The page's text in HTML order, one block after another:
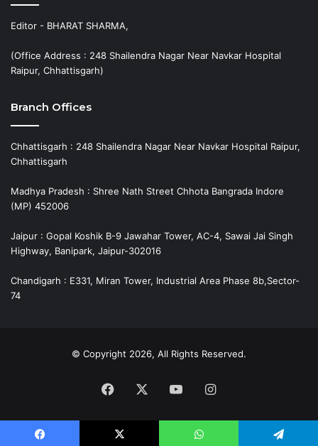
Editor - BHARAT SHARMA,
(Office Address : 248 Shailendra Nagar Near Navkar Hospital
Raipur, Chhattisgarh)
Branch Offices
Chhattisgarh : 248 Shailendra Nagar Near Navkar Hospital Raipur,
Chhattisgarh
Madhya Pradesh : Shree Nath Street Chhota Bangrada Indore
(MP) 452006
Jaipur : Gopal Koshik B-9 Jawahar Tower, AC-4, Sawai Jai Singh
Highway, Banipark, Jaipur-302016
Chandigarh : E331, Miran Tower, Industrial Area Phase 8b,Sector-
74
© Copyright 2026, All Rights Reserved.
Facebook YouTubeInstagram